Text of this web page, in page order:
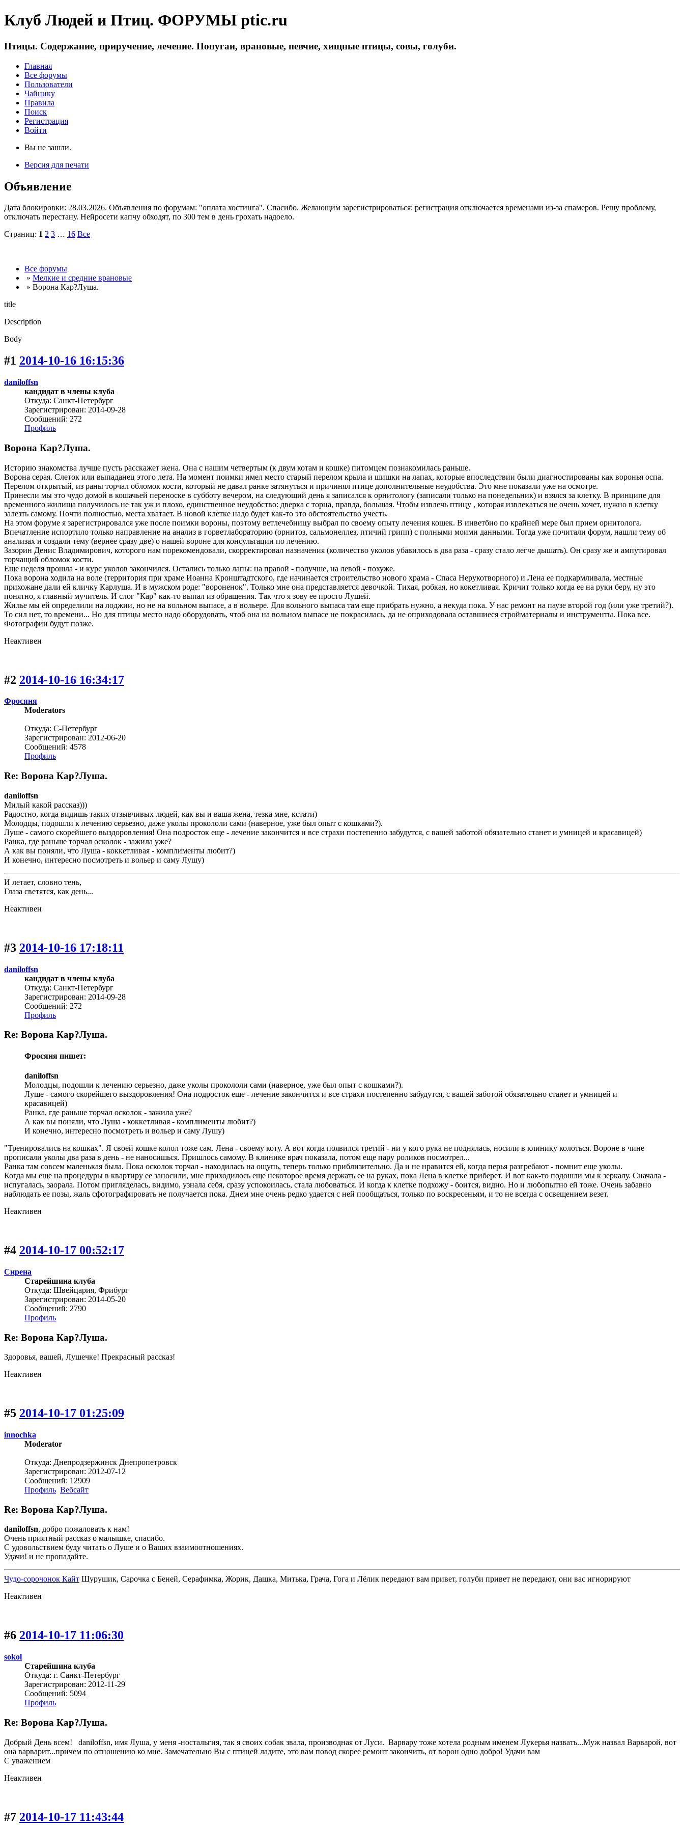
Клуб Людей и Птиц. ФОРУМЫ ptic.ru
Птицы. Содержание, приручение, лечение. Попугаи, врановые, певчие, хищные птицы, совы, голуби.
Главная
Все форумы
Пользователи
Чайнику
Правила
Поиск
Регистрация
Войти
Вы не зашли.
Версия для печати
Объявление
Дата блокировки: 28.03.2026. Объявления по форумам: "оплата хостинга". Спасибо. Желающим зарегистрироваться: регистрация отключается временами из-за спамеров. Решу проблему,
отключать перестану. Нейросети капчу обходят, по 300 тем в день грохать надоело.
Страниц: 1 2 3 … 16 Все
Все форумы
» Мелкие и средние врановые
» Ворона Кар?Луша.
title
Description
Body
#1 2014-10-16 16:15:36
daniloffsn
кандидат в члены клуба
Откуда: Санкт-Петербург
Зарегистрирован: 2014-09-28
Сообщений: 272
Профиль
Ворона Кар?Луша.
Историю знакомства лучше пусть расскажет жена. Она с нашим четвертым (к двум котам и кошке) питомцем познакомилась раньше.
Ворона серая. Слеток или выпаданец этого лета. На момент поимки имел место старый перелом крыла и шишки на лапах, которые впоследствии были диагностированы как воронья оспа.
Перелом открытый, из раны торчал обломок кости, который не давал ранке затянуться и причинял птице дополнительные неудобства. Это мне показали уже на осмотре.
Принесли мы это чудо домой в кошачьей переноске в субботу вечером, на следующий день я записался к орнитологу (записали только на понедельник) и взялся за клетку. В принципе для
временного жилища получилось не так уж и плохо, единственное неудобство: дверка с торца, правда, большая. Чтобы извлечь птицу , которая извлекаться не очень хочет, нужно в клетку
залезть самому. Почти полностью, места хватает. В новой клетке надо будет как-то это обстоятельство учесть.
На этом форуме я зарегистрировался уже после поимки вороны, поэтому ветлечебницу выбрал по своему опыту лечения кошек. В инветбио по крайней мере был прием орнитолога.
Впечатление испортило только направление на анализ в горветлабораторию (орнитоз, сальмонеллез, птичий грипп) с полными моими данными. Тогда уже почитали форум, нашли тему об
анализах и создали тему (вернее сразу две) о нашей вороне для консультации по лечению.
Зазорин Денис Владимирович, которого нам порекомендовали, скорректировал назначения (количество уколов убавилось в два раза - сразу стало легче дышать). Он сразу же и ампутировал
торчащий обломок кости.
Еще неделя прошла - и курс уколов закончился. Остались только лапы: на правой - получше, на левой - похуже.
Пока ворона ходила на воле (территория при храме Иоанна Кронштадтского, где начинается строительство нового храма - Спаса Нерукотворного) и Лена ее подкармливала, местные
прихожане дали ей кличку Карлуша. И в мужском роде: "вороненок". Только мне она представляется девочкой. Тихая, робкая, но кокетливая. Кричит только когда ее на руки беру, ну это
понятно, я главный мучитель. И слог "Кар" как-то выпал из обращения. Так что я зову ее просто Лушей.
Жилье мы ей определили на лоджии, но не на вольном выпасе, а в вольере. Для вольного выпаса там еще прибрать нужно, а некуда пока. У нас ремонт на паузе второй год (или уже третий?).
То сил нет, то времени... Но для птицы место надо оборудовать, чтоб она на вольном выпасе не покрасилась, да не оприходовала оставшиеся стройматериалы и инструменты. Пока все.
Фотографии будут позже.
Неактивен
#2 2014-10-16 16:34:17
Фросяня
Moderators
Откуда: С-Петербург
Зарегистрирован: 2012-06-20
Сообщений: 4578
Профиль
Re: Ворона Кар?Луша.
daniloffsn
Милый какой рассказ)))
Радостно, когда видишь таких отзывчивых людей, как вы и ваша жена, тезка мне, кстати)
Молодцы, подошли к лечению серьезно, даже уколы прокололи сами (наверное, уже был опыт с кошками?).
Луше - самого скорейшего выздоровления! Она подросток еще - лечение закончится и все страхи постепенно забудутся, с вашей заботой обязательно станет и умницей и красавицей)
Ранка, где раньше торчал осколок - зажила уже?
А как вы поняли, что Луша - коккетливая - комплименты любит?)
И конечно, интересно посмотреть и вольер и саму Лушу)
И летает, словно тень,
Глаза светятся, как день...
Неактивен
#3 2014-10-16 17:18:11
daniloffsn
кандидат в члены клуба
Откуда: Санкт-Петербург
Зарегистрирован: 2014-09-28
Сообщений: 272
Профиль
Re: Ворона Кар?Луша.
Фросяня пишет:
daniloffsn
Молодцы, подошли к лечению серьезно, даже уколы прокололи сами (наверное, уже был опыт с кошками?).
Луше - самого скорейшего выздоровления! Она подросток еще - лечение закончится и все страхи постепенно забудутся, с вашей заботой обязательно станет и умницей и
красавицей)
Ранка, где раньше торчал осколок - зажила уже?
А как вы поняли, что Луша - коккетливая - комплименты любит?)
И конечно, интересно посмотреть и вольер и саму Лушу)
"Тренировались на кошках". Я своей кошке колол тоже сам. Лена - своему коту. А вот когда появился третий - ни у кого рука не поднялась, носили в клинику колоться. Вороне в чине
прописали уколы два раза в день - не наносишься. Пришлось самому. В клинике врач показала, потом еще пару роликов посмотрел...
Ранка там совсем маленькая была. Пока осколок торчал - находилась на ощупь, теперь только приблизительно. Да и не нравится ей, когда перья разгребают - помнит еще уколы.
Когда мы еще на процедуры в квартиру ее заносили, мне приходилось еще некоторое время держать ее на руках, пока Лена в клетке приберет. И вот как-то подошли мы к зеркалу. Сначала -
испугалась, заорала. Потом пригляделась, видимо, узнала себя, сразу успокоилась, стала любоваться. И когда к клетке подхожу - боится, видно. Но и любопытно ей тоже. Очень забавно
наблюдать ее позы, жаль сфотографировать не получается пока. Днем мне очень редко удается с ней пообщаться, только по воскресеньям, и то не всегда с освещением везет.
Неактивен
#4 2014-10-17 00:52:17
Сирена
Старейшина клуба
Откуда: Швейцария, Фрибург
Зарегистрирован: 2014-05-20
Сообщений: 2790
Профиль
Re: Ворона Кар?Луша.
Здоровья, вашей, Лушечке! Прекрасный рассказ!
Неактивен
#5 2014-10-17 01:25:09
innochka
Moderator
Откуда: Днепродзержинск Днепропетровск
Зарегистрирован: 2012-07-12
Сообщений: 12909
Профиль Вебсайт
Re: Ворона Кар?Луша.
daniloffsn, добро пожаловать к нам!
Очень приятный рассказ о малышке, спасибо.
С удовольствием буду читать о Луше и о Ваших взаимоотношениях.
Удачи! и не пропадайте.
Чудо-сорочонок Кайт Шурушик, Сарочка с Беней, Серафимка, Жорик, Дашка, Митька, Грача, Гога и Лёлик передают вам привет, голуби привет не передают, они вас игнорируют
Неактивен
#6 2014-10-17 11:06:30
sokol
Старейшина клуба
Откуда: г. Санкт-Петербург
Зарегистрирован: 2012-11-29
Сообщений: 5094
Профиль
Re: Ворона Кар?Луша.
Добрый День всем! daniloffsn, имя Луша, у меня -ностальгия, так я своих собак звала, производная от Луси. Варвару тоже хотела родным именем Лукерья назвать...Муж назвал Варварой, вот
она варварит...причем по отношению ко мне. Замечательно Вы с птицей ладите, это вам повод скорее ремонт закончить, от ворон одно добро! Удачи вам
С уважением
Неактивен
#7 2014-10-17 11:43:44